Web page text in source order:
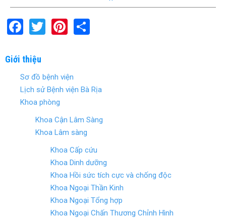
F
ce
b
o
o
T
er
Pi
es
t
Giới thiệu
Sơ đồ bệnh viện
Lịch sử Bệnh viện Bà Rịa
Khoa phòng
Khoa Cận Lâm Sàng
Khoa Lâm sàng
Khoa Cấp cứu
Khoa Dinh dưỡng
Khoa Hồi sức tích cực và chống độc
Khoa Ngoại Thần Kinh
Khoa Ngoại Tổng hợp
Khoa Ngoại Chấn Thương Chỉnh Hình